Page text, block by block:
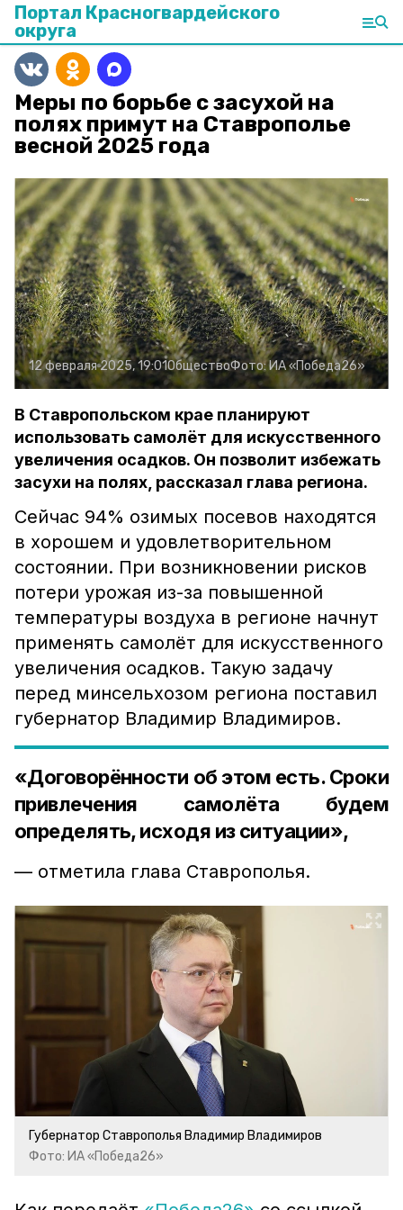
Портал Красногвардейского
округа
Меры по борьбе с засухой на
полях примут на Ставрополье
весной 2025 года
12 февраля 2025, 19:01ОбществоФото:ИА «Победа26»
В Ставропольском крае планируют
использовать самолёт для искусственного
увеличения осадков. Он позволит избежать
засухи на полях, рассказал глава региона.
Сейчас 94% озимых посевов находятся
в хорошем и удовлетворительном
состоянии. При возникновении рисков
потери урожая из-за повышенной
температуры воздуха в регионе начнут
применять самолёт для искусственного
увеличения осадков. Такую задачу
перед минсельхозом региона поставил
губернатор Владимир Владимиров.
«Договорённости об этом есть. Сроки
привлечения самолёта будем
определять, исходя из ситуации»,
— отметила глава Ставрополья.
Губернатор Ставрополья Владимир Владимиров
Фото: ИА «Победа26»